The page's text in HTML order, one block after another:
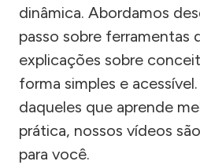
dinâmica. Abordamos
passo sobre ferramentas
explicações sobre
forma simples e
daqueles que aprende
prática, nossos vídeos
para você.